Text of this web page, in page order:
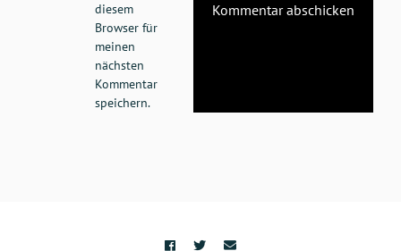
diesem
Browser für
meinen
nächsten
Kommentar
speichern.